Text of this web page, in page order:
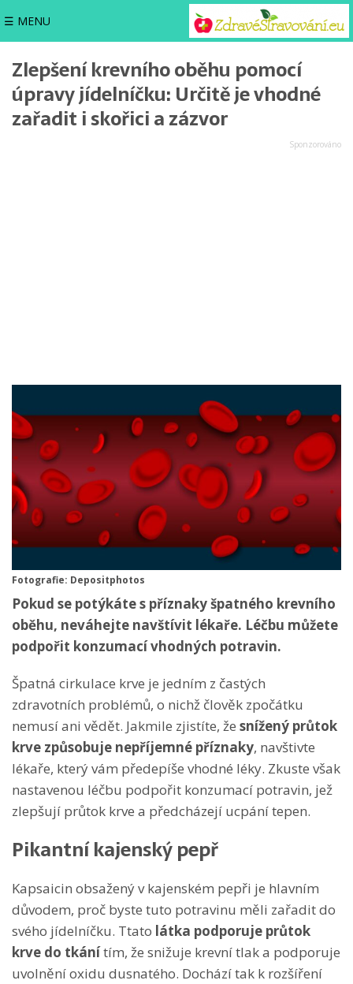
☰ MENU
Zlepšení krevního oběhu pomocí
úpravy jídelníčku: Určitě je vhodné
zařadit i skořici a zázvor
Fotografie: Depositphotos
Pokud se potýkáte s příznaky špatného krevního
oběhu, neváhejte navštívit lékaře. Léčbu můžete
podpořit konzumací vhodných potravin.
Špatná cirkulace krve je jedním z častých
zdravotních problémů, o nichž člověk zpočátku
nemusí ani vědět. Jakmile zjistíte, že snížený průtok
krve způsobuje nepříjemné příznaky, navštivte
lékaře, který vám předepíše vhodné léky. Zkuste však
nastavenou léčbu podpořit konzumací potravin, jež
zlepšují průtok krve a předcházejí ucpání tepen.
Pikantní kajenský pepř
Kapsaicin obsažený v kajenském pepři je hlavním
důvodem, proč byste tuto potravinu měli zařadit do
svého jídelníčku. Ttato látka podporuje průtok
krve do tkánítím, že snižuje krevní tlak a podporuje
uvolnění oxidu dusnatého. Dochází tak k rozšíření